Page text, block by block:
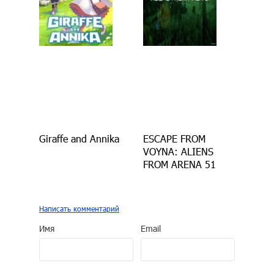
Giraffe and Annika
ESCAPE FROM
VOYNA: ALIENS
FROM ARENA 51
Написать комментарий
Имя Email